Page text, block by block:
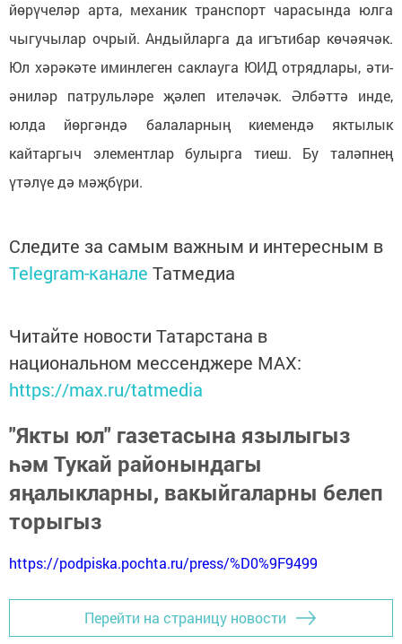
йөрүчеләр арта, механик транспорт чарасында юлга
чыгучылар очрый. Андыйларга да игътибар көчәячәк.
Юл хәрәкәте иминлеген саклауга ЮИД отрядлары, әти-
әниләр патрульләре җәлеп ителәчәк. Әлбәттә инде,
юлда йөргәндә балаларның киемендә яктылык
кайтаргыч элементлар булырга тиеш. Бу таләпнең
үтәлүе дә мәҗбүри.
Следите за самым важным и интересным в
Telegram-канале Татмедиа
Читайте новости Татарстана в
национальном мессенджере MАХ:
https://max.ru/tatmedia
"Якты юл" газетасына язылыгыз
һәм Тукай районындагы
яңалыкларны, вакыйгаларны белеп
торыгыз
https://podpiska.pochta.ru/press/%D0%9F9499
Перейти на страницу новости